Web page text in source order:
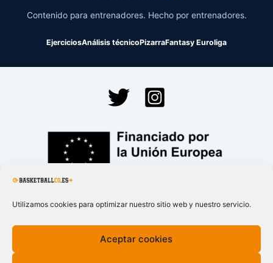
Utilizamos cookies para optimizar nuestro sitio web y nuestro servicio.
Aceptar cookies
Contenido para entrenadores. Hecho por entrenadores.
EjerciciosAnálisis técnicoPizarraFantasy Euroliga
Financiado por la Unión Europea – NextGenerationEU